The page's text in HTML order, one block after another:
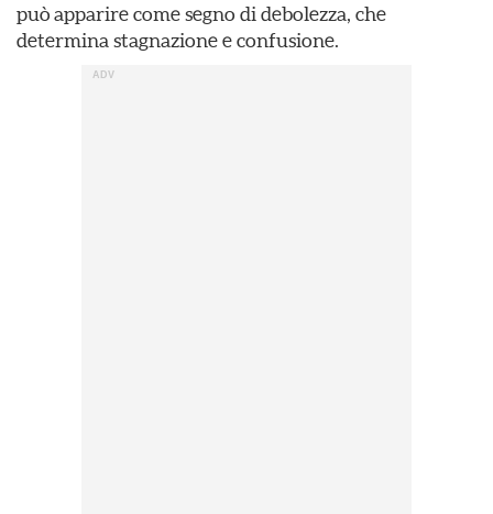
può apparire come segno di debolezza, che
determina stagnazione e confusione.